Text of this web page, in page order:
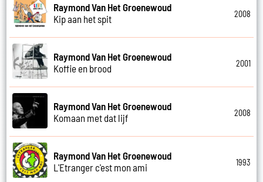
Raymond Van Het Groenewoud
Kip aan het spit
2008
Raymond Van Het Groenewoud
Koffie en brood
2001
Raymond Van Het Groenewoud
Komaan met dat lijf
2008
Raymond Van Het Groenewoud
L'Etranger c'est mon ami
1993